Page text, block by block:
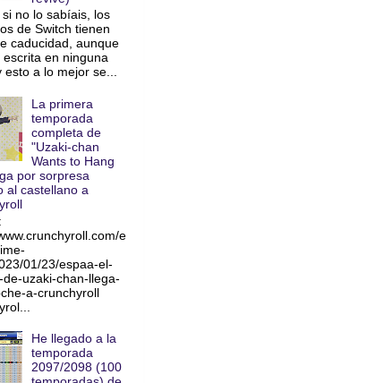
no lo sabíais, los
de Switch tienen
caducidad, aunque
escrita en ninguna
esto a lo mejor se...
La primera
temporada
completa de
"Uzaki-chan
Wants to Hang
por sorpresa
al castellano a
e
01/23/espaa-el-
de-uzaki-chan-llega-
a-crunchyroll
He llegado a la
temporada
2097/2098 (100